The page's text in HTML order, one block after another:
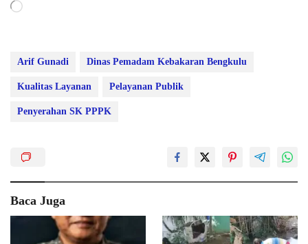
Memuat...
Arif Gunadi Dinas Pemadam Kebakaran Bengkulu
Kualitas Layanan Pelayanan Publik
Penyerahan SK PPPK
Baca Juga